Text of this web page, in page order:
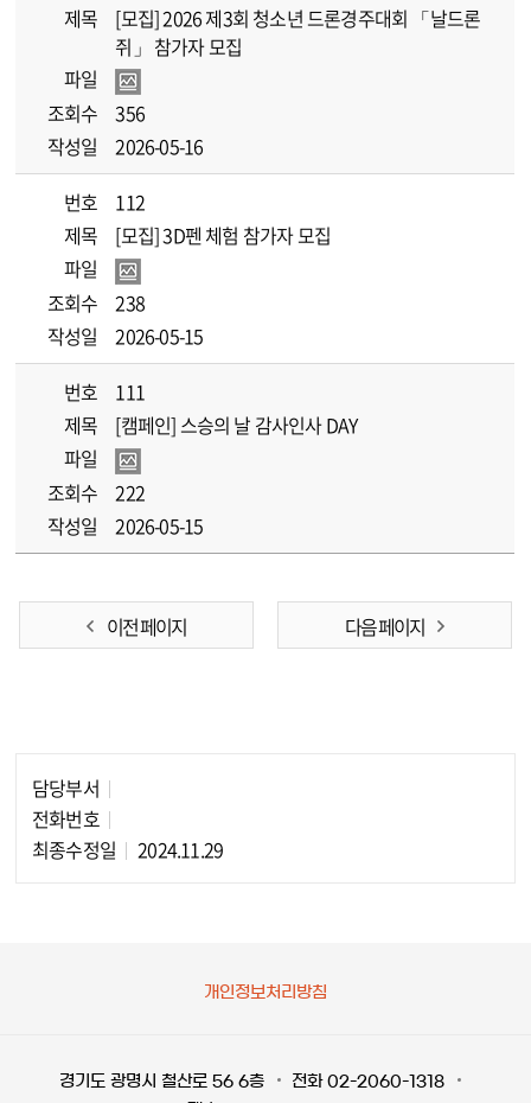
제목
[모집] 2026 제3회 청소년 드론경주대회 「날드론
쥐」 참가자 모집
파일
조회수
356
작성일
2026-05-16
번호
112
제목
[모집] 3D펜 체험 참가자 모집
파일
조회수
238
작성일
2026-05-15
번호
111
제목
[캠페인] 스승의 날 감사인사 DAY
파일
조회수
222
작성일
2026-05-15
이전 페이지 다음 페이지
담당부서
전화번호
최종수정일
2024.11.29
개인정보처리방침
경기도 광명시 철산로 56 6층
전화 02-2060-1318